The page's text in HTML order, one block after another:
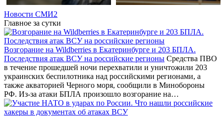
Новости СМИ2
Главное за сутки
Возгорание на Wildberries в Екатеринбурге и 203 БПЛА.
Последствия атак ВСУ на российские регионы Средства ПВО
в течение прошедшей ночи перехватили и уничтожили 203
украинских беспилотника над российскими регионами, а
также акваторией Черного моря, сообщили в Минобороны
РФ. Из-за атаки БПЛА произошло возгорание на…